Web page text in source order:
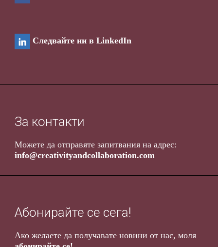
Следвайте ни в LinkedIn
За контакти
Можете да отправяте запитвания на адрес:
info@creativityandcollaboration.com
Абонирайте се сега!
Ако желаете да получавате новини от нас, моля